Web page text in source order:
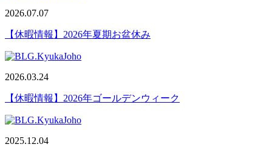
2026.07.07
【休暇情報】2026年夏期お盆休み
2026.03.24
【休暇情報】2026年ゴールデンウィーク
2025.12.04